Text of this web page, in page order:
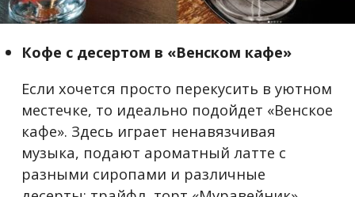
Кофе с десертом в «Венском кафе»
Если хочется просто перекусить в уютном
местечке, то идеально подойдет «Венское
кафе». Здесь играет ненавязчивая
музыка, подают ароматный латте с
разными сиропами и различные